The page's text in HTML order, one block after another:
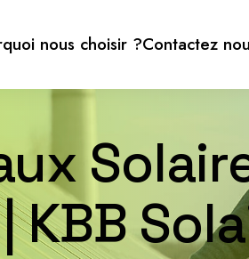
nous choisir ?Contactez
KBB